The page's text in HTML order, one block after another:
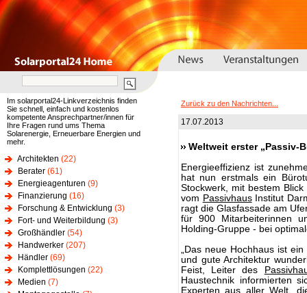
Im solarportal24-Linkverzeichnis finden
Sie schnell, einfach und kostenlos
kompetente Ansprechpartner/innen für
Ihre Fragen rund ums Thema
Solarenergie, Erneuerbare Energien und
mehr.
Architekten (22)
Berater (61)
Energieagenturen (9)
Finanzierung (16)
Forschung & Entwicklung (3)
Fort- und Weiterbildung (3)
Großhändler (54)
Handwerker (207)
Händler (69)
Komplettlösungen (22)
Medien (7)
Zurück zu den Nachrichten...
17.07.2013
Weltweit erster „Passiv-
Energieeffizienz ist
hat nun erstmals ein
Stockwerk, mit bestem
vom PassivhausInstitut
ragt die Glasfassade am
für 900 Mitarbeiterinnen
Holding-Gruppe - bei
„Das neue Hochhaus ist
und gute Architektur
Feist, Leiter des
Haustechnik informierten
Experten aus aller Welt,